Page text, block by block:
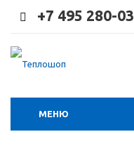
+7 495 280-
МЕНЮ